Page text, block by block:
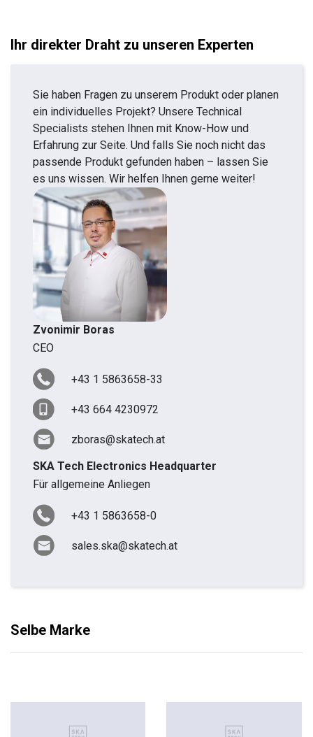
Ihr direkter Draht zu unseren Experten
Sie haben Fragen zu unserem Produkt oder planen
ein individuelles Projekt? Unsere Technical
Specialists stehen Ihnen mit Know-How und
Erfahrung zur Seite. Und falls Sie noch nicht das
passende Produkt gefunden haben – lassen Sie
es uns wissen. Wir helfen Ihnen gerne weiter!
Zvonimir Boras
CEO
+43 1 5863658-33
+43 664 4230972
zboras@skatech.at
SKA Tech Electronics Headquarter
Für allgemeine Anliegen
+43 1 5863658-0
sales.ska@skatech.at
Selbe Marke